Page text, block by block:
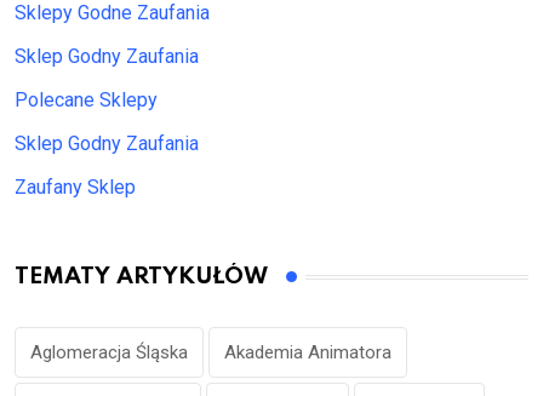
Sklepy Godne Zaufania
Sklep Godny Zaufania
Polecane Sklepy
Sklep Godny Zaufania
Zaufany Sklep
TEMATY ARTYKUŁÓW
Aglomeracja Śląska Akademia Animatora